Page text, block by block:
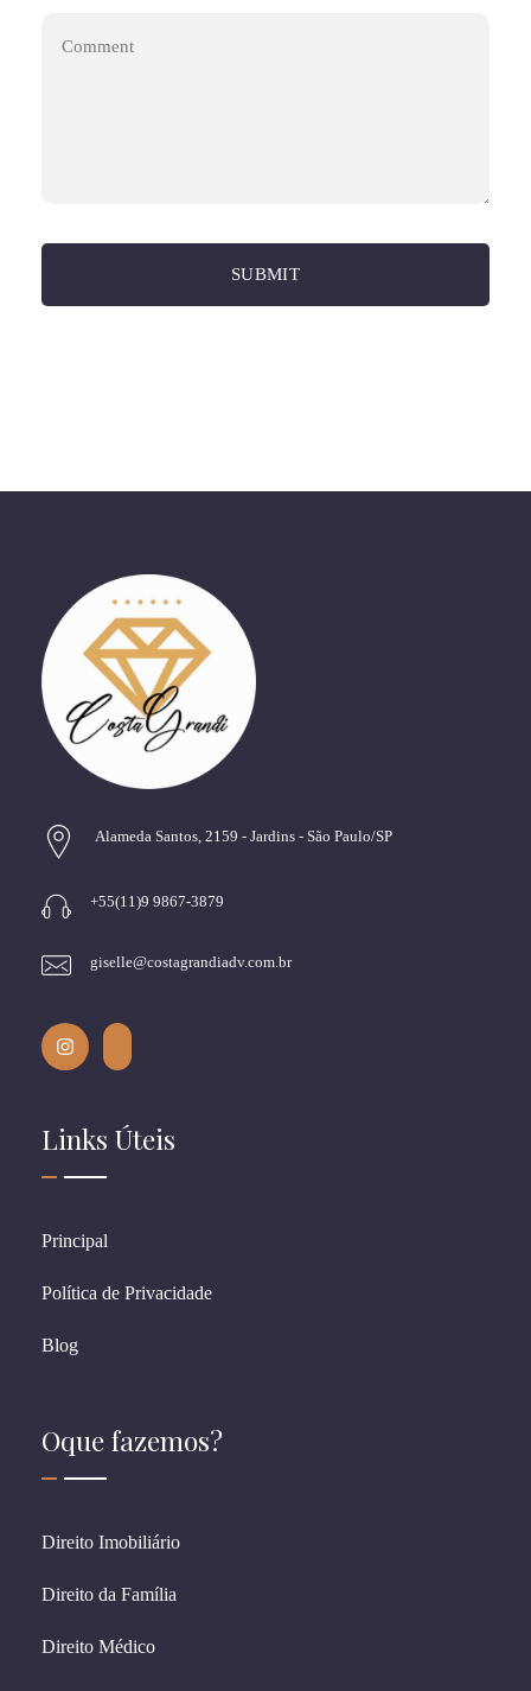
Alameda Santos, 2159 - Jardins - São Paulo/SP
+55(11)9 9867-3879
giselle@costagrandiadv.com.br
Links Úteis
Principal
Política de Privacidade
Blog
Oque fazemos?
Direito Imobiliário
Direito da Família
Direito Médico